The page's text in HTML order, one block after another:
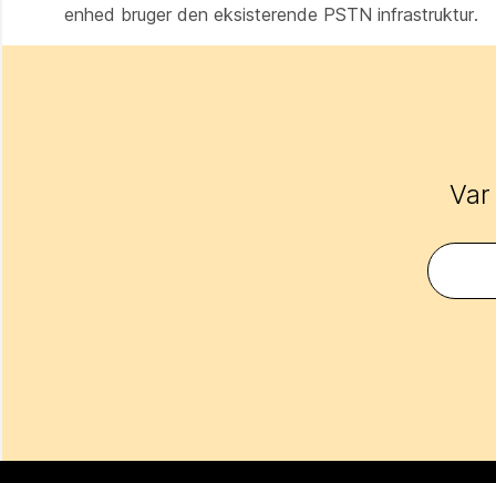
enhed bruger den eksisterende PSTN infrastruktur.